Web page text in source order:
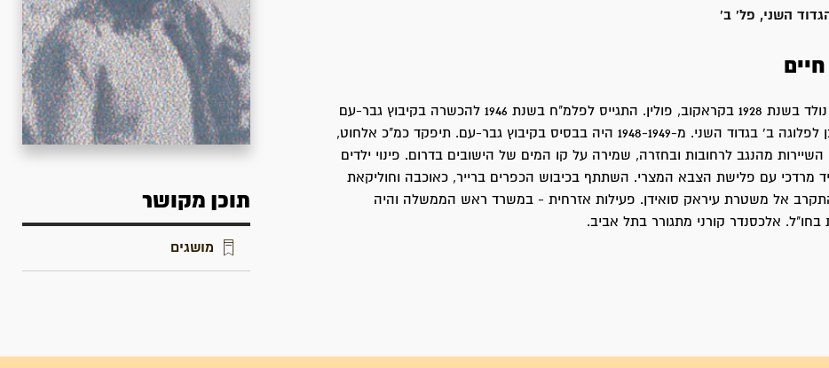
השני, פל' ב'
אלכסנדר נולד בשנת 1928 בקראקוב, פולין. התגייס לפלמ"ח בשנת 1946 להכשרה בקיבוץ גבר-עם
ולאחר מכן לפלוגה ב' בגדוד השני. מ-1948-1949 היה בבסיס בקיבוץ גבר-עם. תיפקד כמ"כ אלחוט,
השיירות מהנגב לרחובות ובחזרה, שמירה על קו המים של הישובים בדרום. פינוי ילדים
מרדכי עם פלישת הצבא המצרי. השתתף בכיבוש הכפרים ברייר, כאוכבה וחוליקאת
אל משטרת עיראק סואידן. פעילות אזרחית - במשרד ראש הממשלה והיה
בחו"ל. אלכסנדר קורני מתגורר בתל אביב.
תוכן מקושר
מושגים